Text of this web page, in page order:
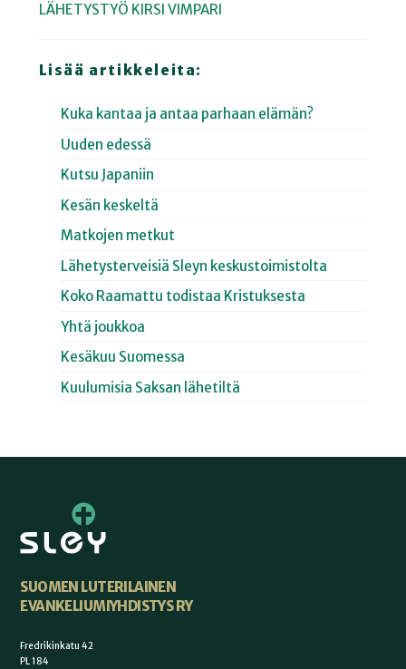
LÄHETYSTYÖ KIRSI VIMPARI
Lisää artikkeleita:
Kuka kantaa ja antaa parhaan elämän?
Uuden edessä
Kutsu Japaniin
Kesän keskeltä
Matkojen metkut
Lähetysterveisiä Sleyn keskustoimistolta
Koko Raamattu todistaa Kristuksesta
Yhtä joukkoa
Kesäkuu Suomessa
Kuulumisia Saksan lähetiltä
SUOMEN LUTERILAINEN
EVANKELIUMIYHDISTYS RY
Fredrikinkatu 42
PL 184